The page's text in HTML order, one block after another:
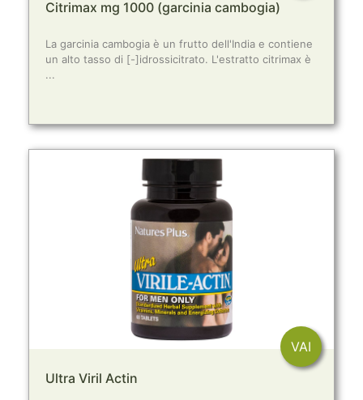
Citrimax mg 1000 (garcinia cambogia)
La garcinia cambogia è un frutto dell'India e contiene
un alto tasso di [-]idrossicitrato. L'estratto citrimax è
...
VAI
Ultra Viril Actin